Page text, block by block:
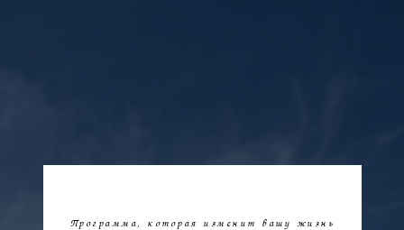
Программа, которая изменит вашу жизнь